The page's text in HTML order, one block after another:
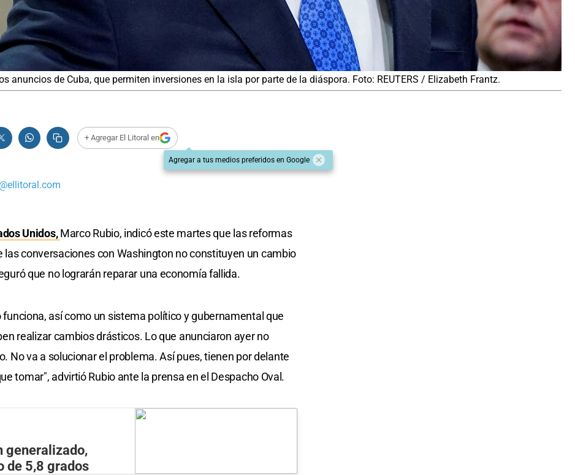
anuncios de Cuba, que permiten inversiones en la isla por parte de la diáspora. Foto: REUTERS / Elizabeth Frantz.
+ Agregar El Litoral en
Agregar a tus medios preferidos en Google
Unidos,Marco Rubio, indicó este martes que las reformas
las conversaciones con Washington no constituyen un cambio
que no lograrán reparar una economía fallida.
así como un sistema político y gubernamental que
realizar cambios drásticos. Lo que anunciaron ayer no
No va a solucionar el problema. Así pues, tienen por delante
tomar", advirtió Rubio ante la prensa en el Despacho Oval.
generalizado,
de 5,8 grados